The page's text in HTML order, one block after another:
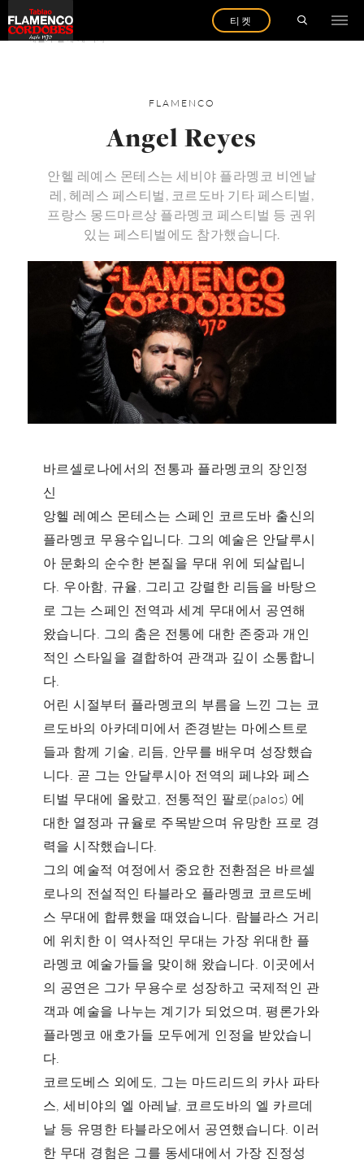
티켓
예술가 들에 게 다시
FLAMENCO
Angel Reyes
안헬 레예스 몬테스는 세비야 플라멩코 비엔날
레, 헤레스 페스티벌, 코르도바 기타 페스티벌,
프랑스 몽드마르상 플라멩코 페스티벌 등 권위
있는 페스티벌에도 참가했습니다.
바르셀로나에서의 전통과 플라멩코의 장인정
신
앙헬 레예스 몬테스는 스페인 코르도바 출신의
플라멩코 무용수입니다. 그의 예술은 안달루시
아 문화의 순수한 본질을 무대 위에 되살립니
다. 우아함, 규율, 그리고 강렬한 리듬을 바탕으
로 그는 스페인 전역과 세계 무대에서 공연해
왔습니다. 그의 춤은 전통에 대한 존중과 개인
적인 스타일을 결합하여 관객과 깊이 소통합니
다.
어린 시절부터 플라멩코의 부름을 느낀 그는 코
르도바의 아카데미에서 존경받는 마에스트로
들과 함께 기술, 리듬, 안무를 배우며 성장했습
니다. 곧 그는 안달루시아 전역의페냐와 페스
티벌 무대에 올랐고, 전통적인 팔로(palos) 에
대한 열정과 규율로 주목받으며 유망한 프로 경
력을 시작했습니다.
그의 예술적 여정에서 중요한 전환점은 바르셀
로나의 전설적인 타블라오 플라멩코 코르도베
스 무대에 합류했을 때였습니다. 람블라스 거리
에 위치한 이 역사적인 무대는 가장 위대한 플
라멩코 예술가들을 맞이해 왔습니다. 이곳에서
의 공연은 그가 무용수로 성장하고 국제적인 관
객과 예술을 나누는 계기가 되었으며, 평론가와
플라멩코 애호가들 모두에게 인정을 받았습니
다.
코르도베스 외에도, 그는 마드리드의 카사 파타
스, 세비야의 엘 아레날, 코르도바의 엘 카르데
날 등 유명한 타블라오에서 공연했습니다. 이러
한 무대 경험은 그를 동세대에서 가장 진정성